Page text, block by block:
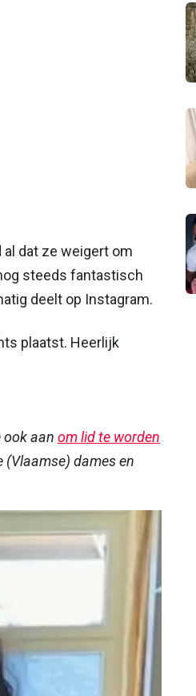
dat ze weigert om
steeds fantastisch
deelt op Instagram.
plaatst. Heerlijk
ook aan om lid te worden
(Vlaamse) dames en